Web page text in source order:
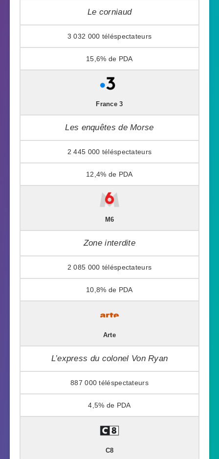
Le corniaud
3 032 000
15,6%
France 3
Les enquêtes de Morse
2 445 000
12,4%
M6
Zone interdite
2 085 000
10,8%
Arte
L’express du colonel Von Ryan
887 000
4,5%
C8